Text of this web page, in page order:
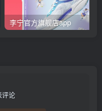
李宁官方旗舰店app
评论